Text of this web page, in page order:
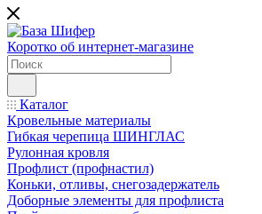
Коротко об интернет-магазине
Каталог
Кровельные материалы
Гибкая черепица ШИНГЛАС
Рулонная кровля
Профлист (профнастил)
Коньки, отливы, снегозадержатель
Доборные элементы для профлиста